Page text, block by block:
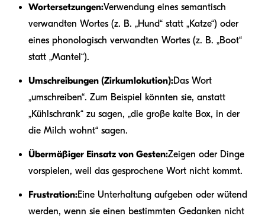
Wortersetzungen:Verwendung eines semantisch
verwandten Wortes (z. B. „Hund“ statt „Katze“) oder
eines phonologisch verwandten Wortes (z. B. „Boot“
statt „Mantel“).
Umschreibungen (Zirkumlokution):Das Wort
„umschreiben“. Zum Beispiel könnten sie, anstatt
„Kühlschrank“ zu sagen, „die große kalte Box, in der
die Milch wohnt“ sagen.
Übermäßiger Einsatz von Gesten:Zeigen oder Dinge
vorspielen, weil das gesprochene Wort nicht kommt.
Frustration:Eine Unterhaltung aufgeben oder wütend
werden, wenn sie einen bestimmten Gedanken nicht